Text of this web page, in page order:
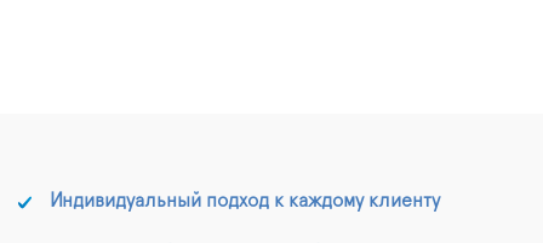
Индивидуальный подход к каждому клиенту